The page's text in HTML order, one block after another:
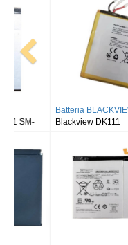
Batteria BLACKVIEW
Blackview DK111